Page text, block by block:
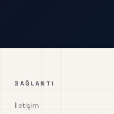
BAĞLANTI
İletişim